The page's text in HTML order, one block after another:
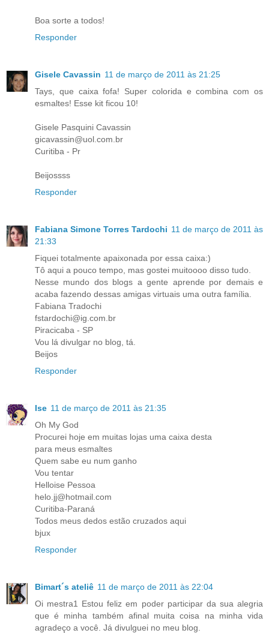
Boa sorte a todos!
Responder
Gisele Cavassin 11 de março de 2011 às 21:25
Tays, que caixa fofa! Super colorida e combina com os
esmaltes! Esse kit ficou 10!
Gisele Pasquini Cavassin
gicavassin@uol.com.br
Curitiba - Pr
Beijossss
Responder
Fabiana Simone Torres Tardochi 11 de março de 2011 às
21:33
Fiquei totalmente apaixonada por essa caixa:)
Tô aqui a pouco tempo, mas gostei muitoooo disso tudo.
Nesse mundo dos blogs a gente aprende por demais e
acaba fazendo dessas amigas virtuais uma outra família.
Fabiana Tradochi
fstardochi@ig.com.br
Piracicaba - SP
Vou lá divulgar no blog, tá.
Beijos
Responder
Ise 11 de março de 2011 às 21:35
Oh My God
Procurei hoje em muitas lojas uma caixa desta
para meus esmaltes
Quem sabe eu num ganho
Vou tentar
Helloise Pessoa
helo.jj@hotmail.com
Curitiba-Paraná
Todos meus dedos estão cruzados aqui
bjux
Responder
Bimart´s ateliê 11 de março de 2011 às 22:04
Oi mestra1 Estou feliz em poder participar da sua alegria
que é minha também afinal muita coisa na minha vida
agradeço a você. Já divulguei no meu blog.